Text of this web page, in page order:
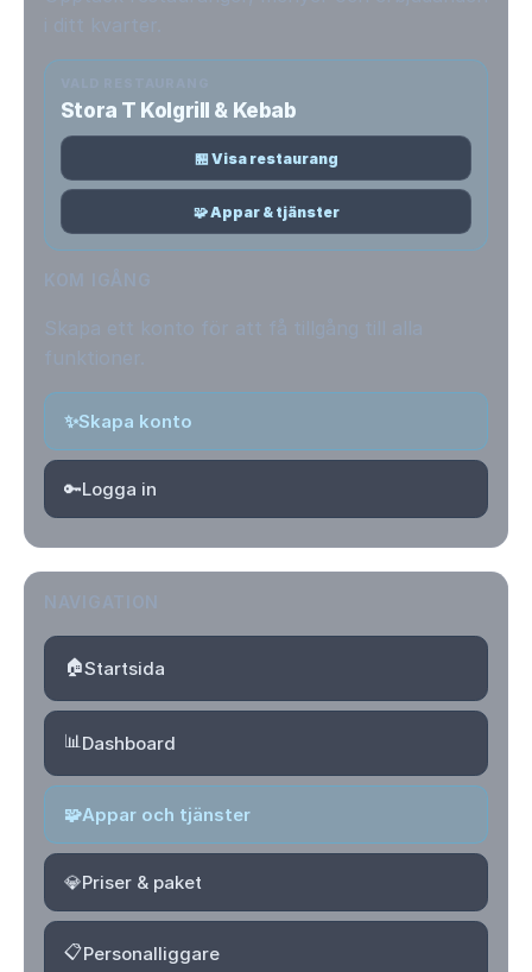
Stora T Kolgrill & Kebab
🏪 Visa restaurang
🧩 Appar & tjänster
✨Skapa konto
🔑Logga in
🏠Startsida
📊Dashboard
🧩Appar och tjänster
💎Priser & paket
📋Personalliggare